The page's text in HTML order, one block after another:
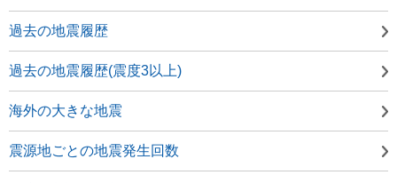
過去の地震履歴
過去の地震履歴(震度3以上)
海外の大きな地震
震源地ごとの地震発生回数